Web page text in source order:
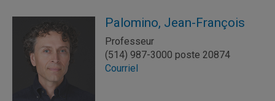
Palomino, Jean-François
Professeur
(514) 987-3000 poste 20874
Courriel